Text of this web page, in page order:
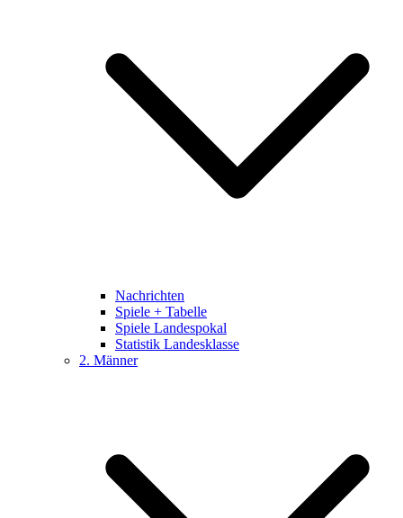
Nachrichten
Spiele + Tabelle
Spiele Landespokal
Statistik Landesklasse
2. Männer